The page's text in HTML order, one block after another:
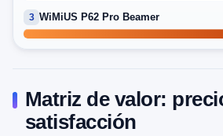
3 WiMiUS P62 Pro Beamer
Matriz de valor:
satisfacción